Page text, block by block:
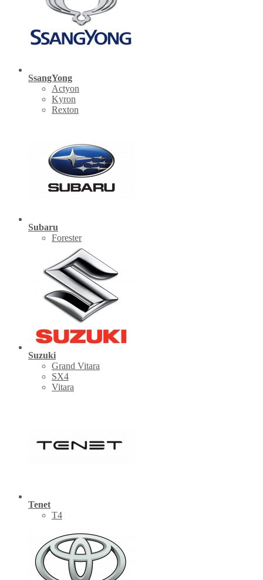
SsangYong
Actyon
Kyron
Rexton
Subaru
Forester
Suzuki
Grand Vitara
SX4
Vitara
Tenet
Т4